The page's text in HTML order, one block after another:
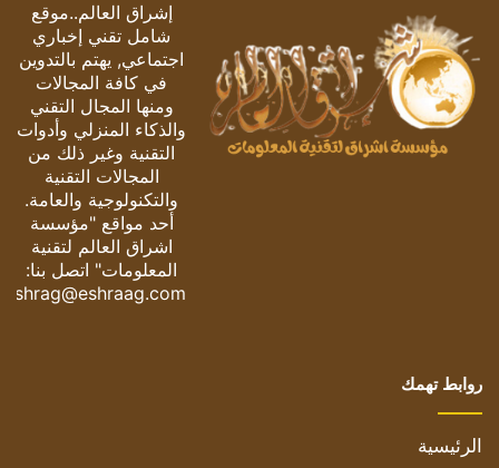
إشراق العالم..موقع
شامل تقني إخباري
اجتماعي, يهتم بالتدوين
في كافة المجالات
ومنها المجال التقني
والذكاء المنزلي وأدوات
التقنية وغير ذلك من
المجالات التقنية
والتكنولوجية والعامة.
أحد مواقع "مؤسسة
اشراق العالم لتقنية
المعلومات" اتصل بنا:
eshrag@eshraag.com
روابط تهمك
الرئيسية